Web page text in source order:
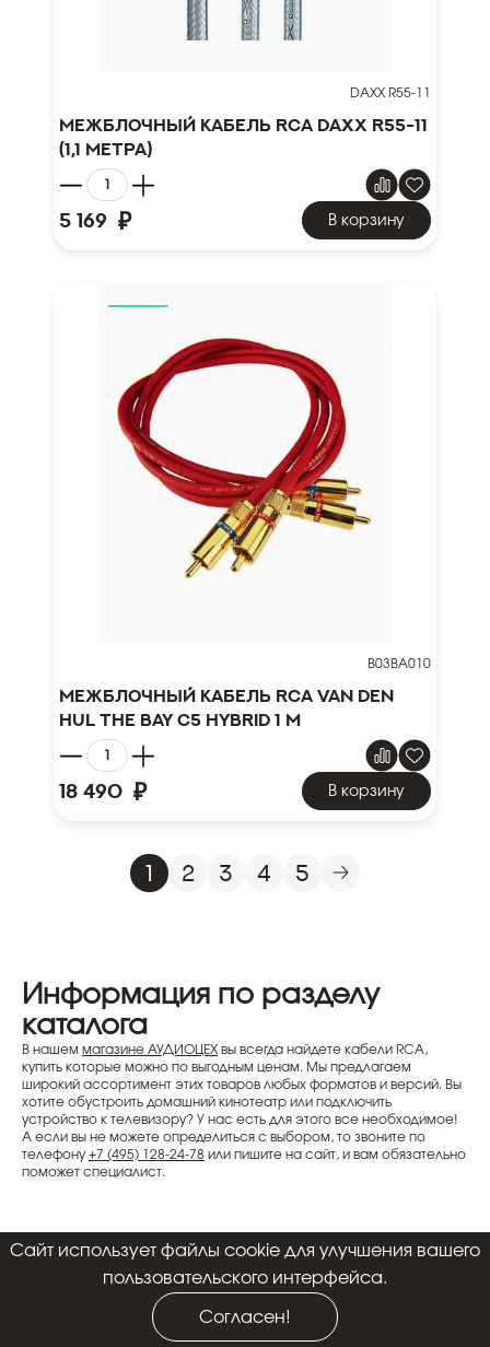
DAXX R55-11
Межблочный кабель RCA DAXX R55-11
(1,1 метра)
5 169 ₽ В корзину
B03BA010
Межблочный кабель RCA Van den
Hul The Bay C5 Hybrid 1 м
18 490 ₽ В корзину
1 2 3 4 5
Информация по разделу
каталога
В нашем магазине АУДИОЦЕХ вы всегда найдете кабели RCA,
купить которые можно по выгодным ценам. Мы предлагаем
широкий ассортимент этих товаров любых форматов и версий. Вы
хотите обустроить домашний кинотеатр или подключить
устройство к телевизору? У нас есть для этого все необходимое!
А если вы не можете определиться с выбором, то звоните по
телефону+7 (495) 128-24-78 или пишите на сайт, и вам обязательно
поможет специалист.
Cайт использует файлы cookie для улучшения вашего
пользовательского интерфейса.
Согласен!